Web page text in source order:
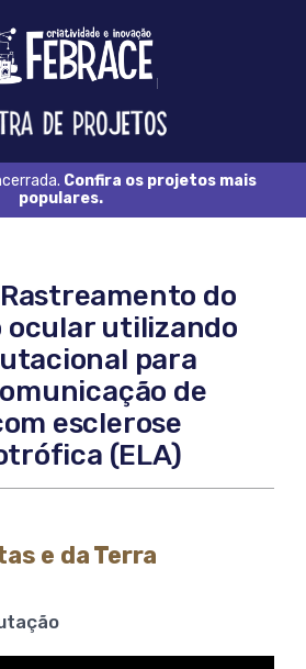
Logo
FEBRACE
Feira
Brasileira
Ciência
e
Tecnologia
Confira os projetos mais
populares.
do
ocular utilizando
para
de
esclerose
(ELA)
e da Terra